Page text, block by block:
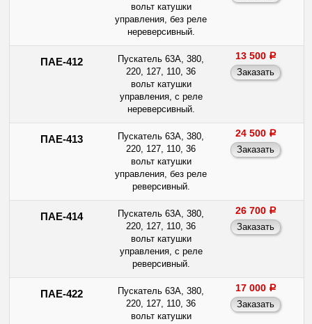
вольт катушки
управления, без реле
нереверсивный.
ПАЕ-412
Пускатель 63А, 380,
220, 127, 110, 36
вольт катушки
управления, с реле
нереверсивный.
13 500 a
ПАЕ-413
Пускатель 63А, 380,
220, 127, 110, 36
вольт катушки
управления, без реле
реверсивный.
24 500 a
ПАЕ-414
Пускатель 63А, 380,
220, 127, 110, 36
вольт катушки
управления, с реле
реверсивный.
26 700 a
ПАЕ-422
Пускатель 63А, 380,
220, 127, 110, 36
вольт катушки
17 000 a